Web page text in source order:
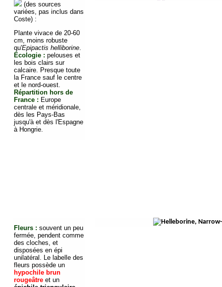
(des sources
variées, pas inclus dans
Coste) :
Plante vivace de 20-60
cm, moins robuste
qu'Epipactis helliborine.
Écologie :pelouses et
les bois clairs sur
calcaire. Presque toute
la France sauf le centre
et le nord-ouest.
Répartition hors de
France : Europe
centrale et méridionale,
dès les Pays-Bas
jusqu'à et dès l'Espagne
à Hongrie.
Fleurs :souvent un peu
fermée, pendent comme
des cloches, et
disposées en épi
unilatéral. Le labelle des
fleurs possède un
hypochile brun
rougeâtre et un